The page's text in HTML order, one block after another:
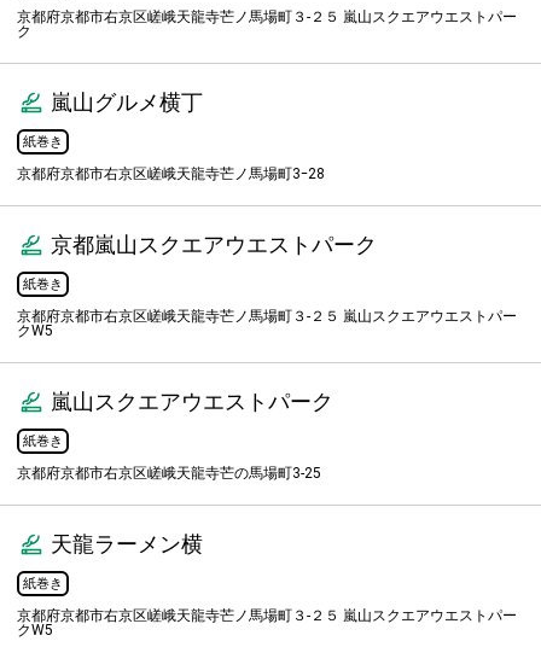
京都府京都市右京区嵯峨天龍寺芒ノ馬場町３-２５ 嵐山スクエアウエストパー
ク
嵐山グルメ横丁
紙巻き
京都府京都市右京区嵯峨天龍寺芒ノ馬場町3ｰ28
京都嵐山スクエアウエストパーク
紙巻き
京都府京都市右京区嵯峨天龍寺芒ノ馬場町３-２５ 嵐山スクエアウエストパー
クW5
嵐山スクエアウエストパーク
紙巻き
京都府京都市右京区嵯峨天龍寺芒の馬場町3-25
天龍ラーメン横
紙巻き
京都府京都市右京区嵯峨天龍寺芒ノ馬場町３-２５ 嵐山スクエアウエストパー
クW5